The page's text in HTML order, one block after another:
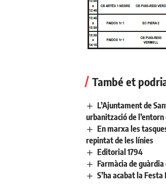
També et
L’Ajuntament de
urbanització de l’entorn
En marxa les
repintat de les línies
Editorial 1794
Farmàcia de guàrdia
S’ha acabat la